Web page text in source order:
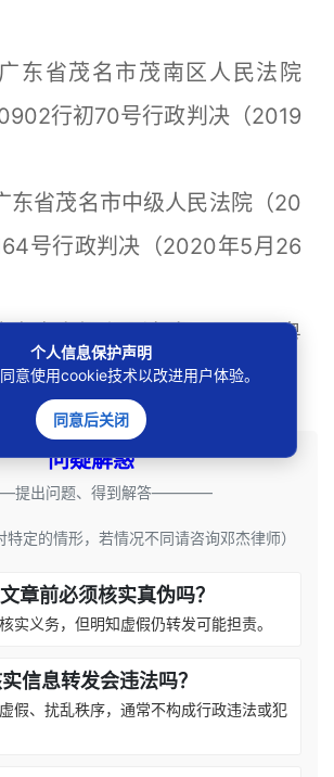
省茂名市茂南区人民法院
行初70号行政判决（2019
省茂名市中级人民法院（20
号行政判决（2020年5月26
高级人民法院（2021）粤
判决（2022年6月30日）
问疑解惑
出问题、得到解答————
特定的情形，若情况不同请咨询邓杰律师）
章前必须核实真伪吗？
实义务，但明知虚假仍转发可能担责。
信息转发会违法吗？
假、扰乱秩序，通常不构成行政违法或犯
个人信息保护声明
意使用cookie技术以改进用户体验。
同意后关闭